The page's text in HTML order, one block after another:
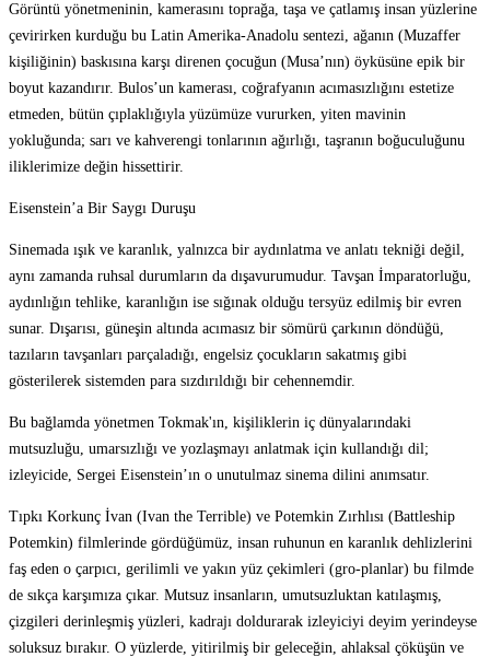
Görüntü yönetmeninin, kamerasını toprağa, taşa ve çatlamış insan yüzlerine
çevirirken kurduğu bu Latin Amerika-Anadolu sentezi, ağanın (Muzaffer
kişiliğinin) baskısına karşı direnen çocuğun (Musa’nın) öyküsüne epik bir
boyut kazandırır. Bulos’un kamerası, coğrafyanın acımasızlığını estetize
etmeden, bütün çıplaklığıyla yüzümüze vururken, yiten mavinin
yokluğunda; sarı ve kahverengi tonlarının ağırlığı, taşranın boğuculuğunu
iliklerimize değin hissettirir.
Eisenstein’a Bir Saygı Duruşu
Sinemada ışık ve karanlık, yalnızca bir aydınlatma ve anlatı tekniği değil,
aynı zamanda ruhsal durumların da dışavurumudur. Tavşan İmparatorluğu,
aydınlığın tehlike, karanlığın ise sığınak olduğu tersyüz edilmiş bir evren
sunar. Dışarısı, güneşin altında acımasız bir sömürü çarkının döndüğü,
tazıların tavşanları parçaladığı, engelsiz çocukların sakatmış gibi
gösterilerek sistemden para sızdırıldığı bir cehennemdir.
Bu bağlamda yönetmen Tokmak'ın, kişiliklerin iç dünyalarındaki
mutsuzluğu, umarsızlığı ve yozlaşmayı anlatmak için kullandığı dil;
izleyicide, Sergei Eisenstein’ın o unutulmaz sinema dilini anımsatır.
Tıpkı Korkunç İvan (Ivan the Terrible) ve Potemkin Zırhlısı (Battleship
Potemkin) filmlerinde gördüğümüz, insan ruhunun en karanlık dehlizlerini
faş eden o çarpıcı, gerilimli ve yakın yüz çekimleri (gro-planlar) bu filmde
de sıkça karşımıza çıkar. Mutsuz insanların, umutsuzluktan katılaşmış,
çizgileri derinleşmiş yüzleri, kadrajı doldurarak izleyiciyi deyim yerindeyse
soluksuz bırakır. O yüzlerde, yitirilmiş bir geleceğin, ahlaksal çöküşün ve